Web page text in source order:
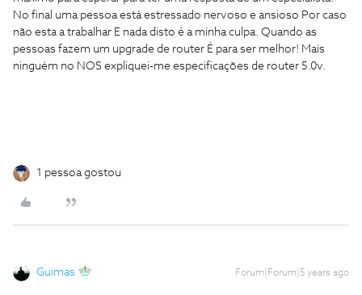
No final uma pessoa está estressado nervoso e ansioso Por caso
não esta a trabalhar E nada disto é a minha culpa. Quando as
pessoas fazem um upgrade de router É para ser melhor! Mais
ninguém no NOS expliquei-me especificações de router 5.0v.
1 pessoa gostou
Guimas Forum|Forum|5 years ago